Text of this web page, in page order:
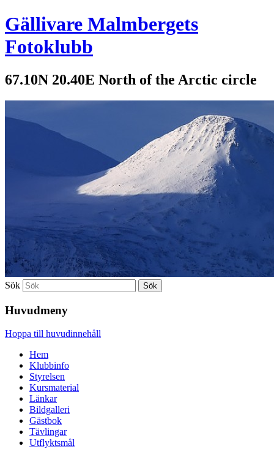
Gällivare Malmbergets
Fotoklubb
67.10N 20.40E North of the Arctic circle
Sök
Huvudmeny
Hoppa till huvudinnehåll
Hem
Klubbinfo
Styrelsen
Kursmaterial
Länkar
Bildgalleri
Gästbok
Tävlingar
Utflyktsmål